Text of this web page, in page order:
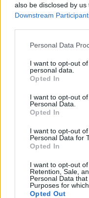
also be disclosed by
Downstream
Personal Data
I want to opt-out
personal data.
Opted In
I want to opt-out
Personal Data.
Opted In
I want to opt-out
Personal Data for
Opted In
I want to opt-out
Retention, Sale,
Personal Data
Purposes for
Opted Out
Sommerpraten
– Finner roen på
ABONNEMENT
Leiar